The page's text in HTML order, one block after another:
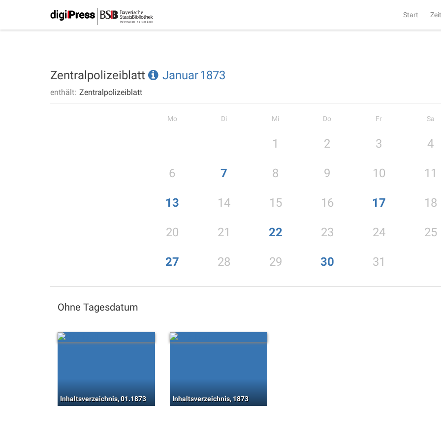
Start
Zentralpolizeiblatt Januar1873
enthält: Zentralpolizeiblatt
Mo Di Mi Do Fr Sa
1 2 3 4
6 7 8 9 10 11
13 14 15 16 17 18
20 21 22 23 24 25
27 28 29 30 31
Ohne Tagesdatum
Inhaltsverzeichnis, 01.1873 Inhaltsverzeichnis, 1873